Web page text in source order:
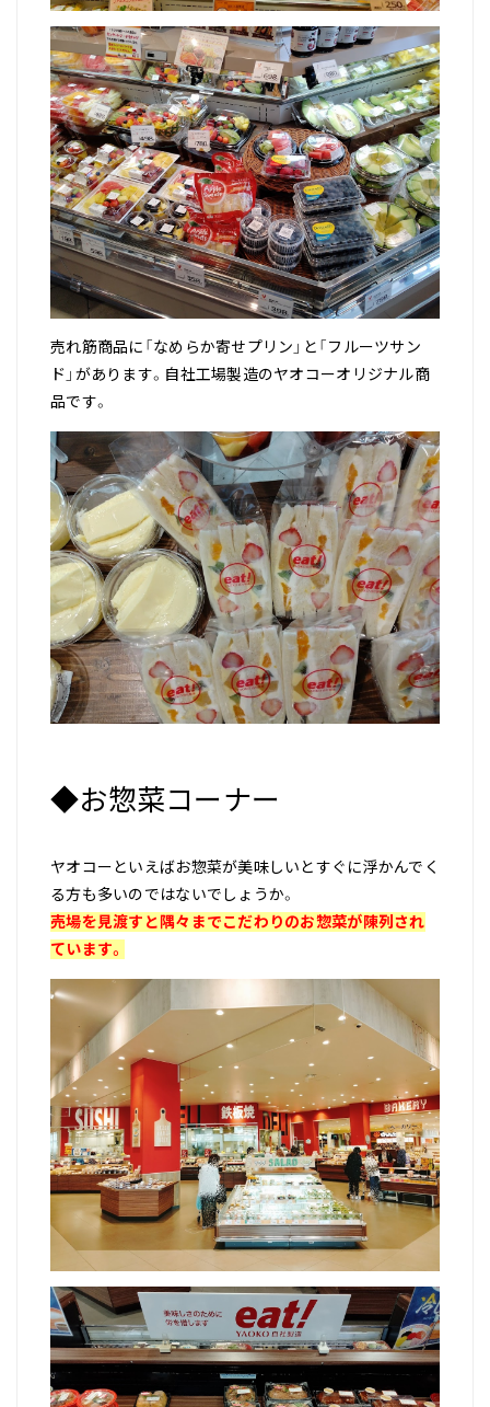
売れ筋商品に「なめらか寄せプリン」と「フルーツサン
ド」があります。自社工場製造のヤオコーオリジナル商
品です。
◆お惣菜コーナー
ヤオコーといえばお惣菜が美味しいとすぐに浮かんでく
る方も多いのではないでしょうか。
売場を見渡すと隅々までこだわりのお惣菜が陳列され
ています。